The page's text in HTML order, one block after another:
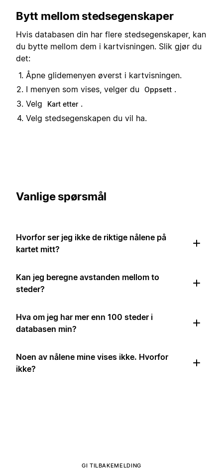
Bytt mellom stedsegenskaper
Hvis databasen din har flere stedsegenskaper, kan
du bytte mellom dem i kartvisningen. Slik gjør du
det:
Åpne glidemenyen øverst i kartvisningen.
I menyen som vises, velger du
Oppsett .
Velg
Kart etter .
Velg stedsegenskapen du vil ha.
Vanlige spørsmål
Hvorfor ser jeg ikke de riktige nålene på
kartet mitt?
Kan jeg beregne avstanden mellom to
steder?
Hva om jeg har mer enn 100 steder i
databasen min?
Noen av nålene mine vises ikke. Hvorfor
ikke?
GI TILBAKEMELDING